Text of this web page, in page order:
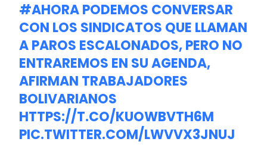
#AHORAPODEMOS CONVERSAR
CON LOS SINDICATOS QUE LLAMAN
A PAROS ESCALONADOS, PERO NO
ENTRAREMOS EN SU AGENDA,
AFIRMAN TRABAJADORES
BOLIVARIANOS
HTTPS://T.CO/KUOWBVTH6M
PIC.TWITTER.COM/LWVVX3JNUJ